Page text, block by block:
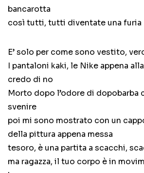
bancarotta
così tutti, tutti diventate una furia
E’ solo per come sono vestito,
I pantaloni kaki, le Nike appena
credo di no
Morto dopo l’odore di dopobarba
svenire
poi mi sono mostrato con un
della pittura appena messa
tesoro, è una partita a scacchi,
ma ragazza, il tuo corpo è in